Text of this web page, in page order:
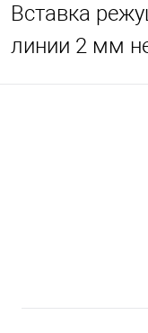
Вставка
линии 2 мм